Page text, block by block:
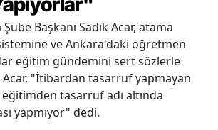
Başkanı Sadık Acar, atama
ve Ankara'daki öğretmen
eğitim gündemini sert sözlerle
"İtibardan tasarruf yapmayan
tasarruf adı altında
yapmıyor" dedi.